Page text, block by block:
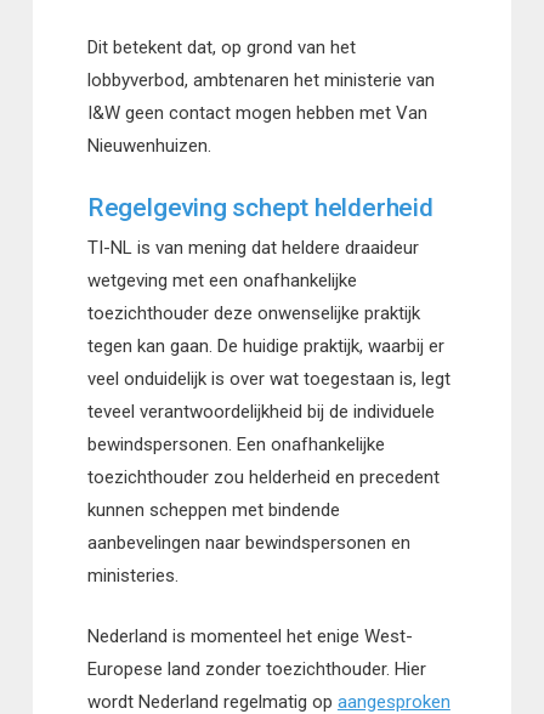
Dit betekent dat, op grond van het
lobbyverbod, ambtenaren het ministerie van
I&W geen contact mogen hebben met Van
Nieuwenhuizen.
Regelgeving schept helderheid
TI-NL is van mening dat heldere draaideur
wetgeving met een onafhankelijke
toezichthouder deze onwenselijke praktijk
tegen kan gaan. De huidige praktijk, waarbij er
veel onduidelijk is over wat toegestaan is, legt
teveel verantwoordelijkheid bij de individuele
bewindspersonen. Een onafhankelijke
toezichthouder zou helderheid en precedent
kunnen scheppen met bindende
aanbevelingen naar bewindspersonen en
ministeries.
Nederland is momenteel het enige West-
Europese land zonder toezichthouder. Hier
wordt Nederland regelmatig op aangesproken